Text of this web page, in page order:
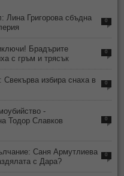
Лина Григорова сбъдна
0
Брадърите
с гръм и трясък
0
избира снаха в
0
-
Тодор Славков
0
Саня Армутлиева
с Дара?
0